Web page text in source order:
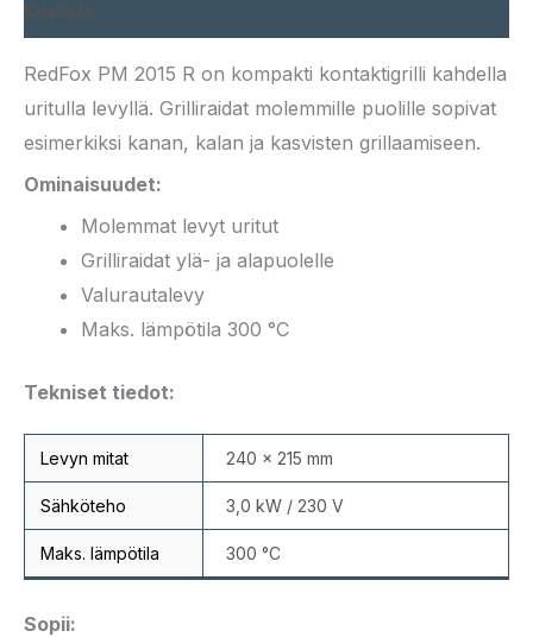
RedFox PM 2015 R on kompakti kontaktigrilli kahdella
uritulla levyllä. Grilliraidat molemmille puolille sopivat
esimerkiksi kanan, kalan ja kasvisten grillaamiseen.
Ominaisuudet:
Molemmat levyt uritut
Grilliraidat ylä- ja alapuolelle
Valurautalevy
Maks. lämpötila 300 °C
Tekniset tiedot:
Levyn mitat 240 × 215 mm
Sähköteho 3,0 kW / 230 V
Maks. lämpötila 300 °C
Sopii: